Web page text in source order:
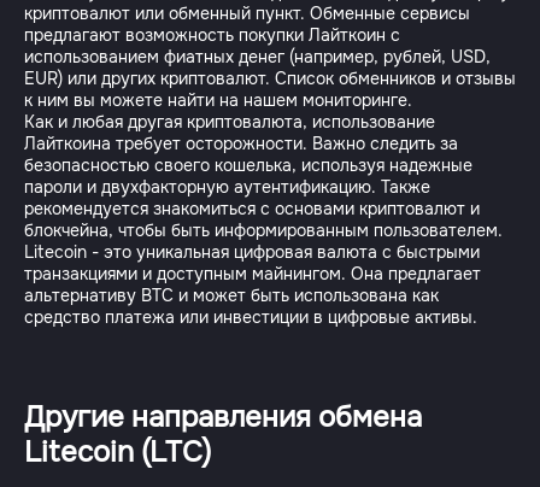
криптовалют или обменный пункт. Обменные сервисы
предлагают возможность покупки Лайткоин с
использованием фиатных денег (например, рублей, USD,
EUR) или других криптовалют. Список обменников и отзывы
к ним вы можете найти на нашем мониторинге.
Как и любая другая криптовалюта, использование
Лайткоина требует осторожности. Важно следить за
безопасностью своего кошелька, используя надежные
пароли и двухфакторную аутентификацию. Также
рекомендуется знакомиться с основами криптовалют и
блокчейна, чтобы быть информированным пользователем.
Litecoin - это уникальная цифровая валюта с быстрыми
транзакциями и доступным майнингом. Она предлагает
альтернативу BTC и может быть использована как
средство платежа или инвестиции в цифровые активы.
Другие направления обмена
Litecoin (LTC)